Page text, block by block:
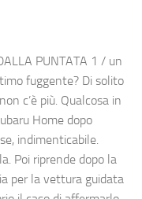
PUNTATA 1 / un
fuggente? Di solito
c’è più. Qualcosa in
Home dopo
indimenticabile.
Poi riprende dopo la
per la vettura guidata